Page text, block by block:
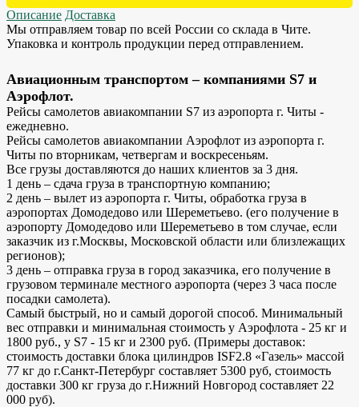
Описание Доставка
Мы отправляем товар по всей России со склада в Чите.
Упаковка и контроль продукции перед отправлением.
Авиационным транспортом – компаниями S7 и
Аэрофлот.
Рейсы самолетов авиакомпании S7 из аэропорта г. Читы -
ежедневно.
Рейсы самолетов авиакомпании Аэрофлот из аэропорта г.
Читы по вторникам, четвергам и воскресеньям.
Все грузы доставляются до наших клиентов за 3 дня.
1 день – сдача груза в транспортную компанию;
2 день – вылет из аэропорта г. Читы, обработка груза в
аэропортах Домодедово или Шереметьево. (его получение в
аэропорту Домодедово или Шереметьево в том случае, если
заказчик из г.Москвы, Московской области или близлежащих
регионов);
3 день – отправка груза в город заказчика, его получение в
грузовом терминале местного аэропорта (через 3 часа после
посадки самолета).
Самый быстрый, но и самый дорогой способ. Минимальный
вес отправки и минимальная стоимость у Аэрофлота - 25 кг и
1800 руб., у S7 - 15 кг и 2300 руб. (Примеры доставок:
стоимость доставки блока цилиндров ISF2.8 «Газель» массой
77 кг до г.Санкт-Петербург составляет 5300 руб, стоимость
доставки 300 кг груза до г.Нижний Новгород составляет 22
000 руб).